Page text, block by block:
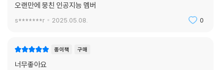
오랜만에 뭉친 인공지능 멤버
s*******r 2025.05.08. 0
종이책 구매
너무좋아요